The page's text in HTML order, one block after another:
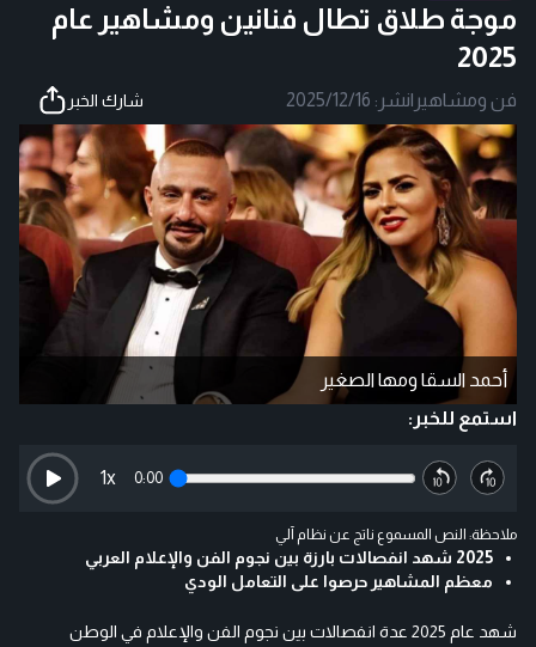
موجة طلاق تطال فنانين ومشاهير عام
2025
فن ومشاهير |نشر: 2025/12/16 شارك الخبر
أحمد السقا ومها الصغير
استمع للخبر:
0:00
1x
ملاحظة: النص المسموع ناتج عن نظام آلي
2025 شهد انفصالات بارزة بين نجوم الفن والإعلام العربي
معظم المشاهير حرصوا على التعامل الودي
شهد عام 2025 عدة انفصالات بين نجوم الفن والإعلام في الوطن